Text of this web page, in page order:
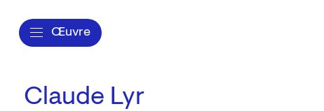
Œuvre
Claude Lyr